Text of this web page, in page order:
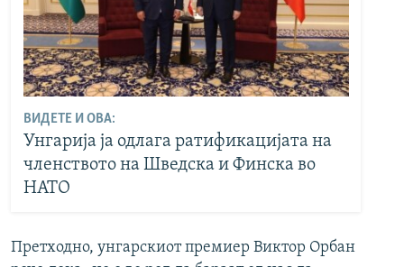
ВИДЕТЕ И ОВА:
Унгарија ја одлага ратификацијата на
членството на Шведска и Финска во
НАТО
Претходно, унгарскиот премиер Виктор Орбан